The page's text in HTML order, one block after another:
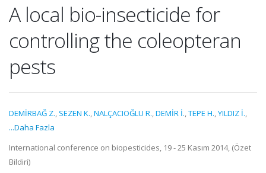
A local bio-insecticide for
controlling the coleopteran
pests
DEMİRBAĞ Z., SEZEN K.,NALÇACIOĞLU R.,DEMİR İ.,TEPE H.,YILDIZ İ.,
...Daha Fazla
International conference on biopesticides, 19 - 25 Kasım 2014, (Özet
Bildiri)